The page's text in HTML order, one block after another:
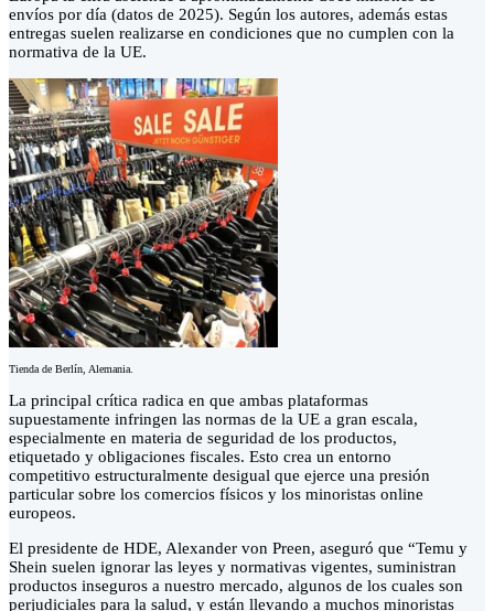
envíos por día (datos de 2025). Según los autores, además estas
entregas suelen realizarse en condiciones que no cumplen con la
normativa de la UE.
Tienda de Berlín, Alemania.
La principal crítica radica en que ambas plataformas
supuestamente infringen las normas de la UE a gran escala,
especialmente en materia de seguridad de los productos,
etiquetado y obligaciones fiscales. Esto crea un entorno
competitivo estructuralmente desigual que ejerce una presión
particular sobre los comercios físicos y los minoristas online
europeos.
El presidente de HDE, Alexander von Preen, aseguró que “Temu y
Shein suelen ignorar las leyes y normativas vigentes, suministran
productos inseguros a nuestro mercado, algunos de los cuales son
perjudiciales para la salud, y están llevando a muchos minoristas